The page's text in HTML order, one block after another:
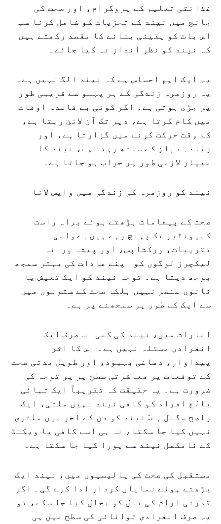
غذائتی تعلیم کے پروگرام، اور صحت کی
جانچ میں نیند کے تجزیات کو شامل کرنا سب
اس بات کو یقینی بنانے کا مقصد رکھتے ہیں
کہ نیند کو نظر انداز نہ کیا جائے۔
یہ ایک اہم احساس ہے کہ نیند الگ نہیں ہے۔
یہ روزمرہ زندگی کے ہر پہلو سے قریبی طور
پر جڑی ہوتی ہے۔ اگر کوئی بے قاعدہ اوقات
میں کام کرتا ہے، دیر تک آن لائن رہتا ہے،
کم وقت حرکت کرنے میں گزارتا ہے، اور
زیادہ دباؤ کے ساتھ رہتا ہے، نیند کا
معیار لازمی طور پر خراب ہو جاتا ہے۔
نیند کو روزمرہ کی زندگی میں واپس لانا
صحت کے پیغامات بڑھتے ہوئے براہ راست
کمیونٹیز تک پہنچ رہے ہیں۔ عوامی
تقریبات، ورکشاپس، اور پیشہ ورانہ
لیکچرز لوگوں کو اپنے عادات کی بہتر سمجھ
بوجھ دیتا ہے۔ توجہ نیند کو ایک تعیش یا
ثانوی عنصر نہیں بلکہ صحت کے ستونوں میں
سے ایک کے طور پر سمجھنے پر ہے۔
امارات میں، نیند کی کمی اب صرف ایک
انفرادی مسئلہ نہیں ہے۔ اس کا اثر
پیداوار، دماغی بہبود، اور طویل مدتی صحت
کے توقعات پر معاشرتی سطح پر پر توجہ کی
ضرورت ہے۔ یہ حقیقت کہ تقریباً ایک تہائی
بالغ افراد کو کافی نیند نہیں ملتی، ایک
واضح سگنل ہے: نیند کو دن کے آخر میں ملتوی
نہیں کیا جا سکتا، نہ ہی اسے کافی یا ویکنڈ
کے نامکمل نیند سے پورا کیا جا سکتا ہے۔
مستقبل کی صحت کی پالیسیوں میں، نیند ایک
بڑھتے ہوئے نمایاں کردار ادا کرے گی۔ اگر
قدرتی آرام کی تال کو بحال کیا جا سکے، تو
یہ صرف انفرادی توانائی کی سطح میں ہی